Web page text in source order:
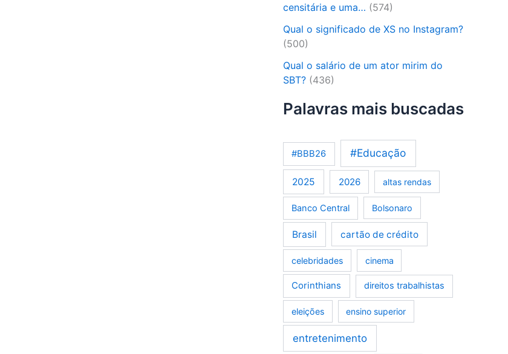
censitária e uma… (574)
Qual o significado de XS no Instagram?
(500)
Qual o salário de um ator mirim do
SBT? (436)
Palavras mais buscadas
#BBB26 #Educação
2025 2026 altas rendas
Banco Central Bolsonaro
Brasil cartão de crédito
celebridades cinema
Corinthians direitos trabalhistas
eleições ensino superior
entretenimento